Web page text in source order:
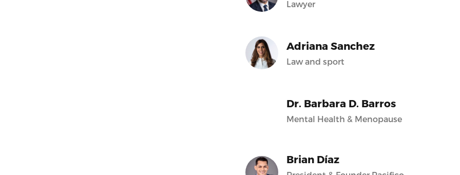
Lawyer
Adriana Sanchez
Law and sport
Dr. Barbara D. Barros
Mental Health & Menopause
Brian Díaz